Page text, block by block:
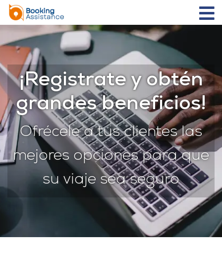
¡Registrate y obtén
grandes beneficios!
Ofrécele a tus clientes las
mejores opciones para que
su viaje sea seguro